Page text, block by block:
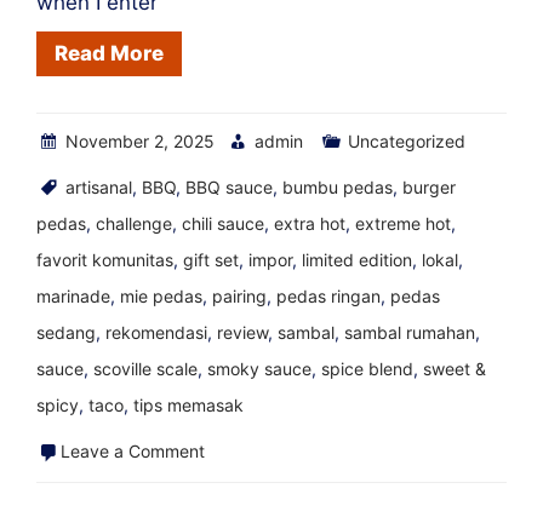
Read More
November 2, 2025 admin Uncategorized
artisanal, BBQ, BBQ sauce, bumbu pedas, burger
pedas, challenge, chili sauce, extra hot, extreme hot,
favorit komunitas, gift set, impor, limited edition, lokal,
marinade, mie pedas, pairing, pedas ringan, pedas
sedang, rekomendasi, review, sambal, sambal rumahan,
sauce, scoville scale, smoky sauce, spice blend, sweet &
spicy, taco, tips memasak
Leave a Commenton